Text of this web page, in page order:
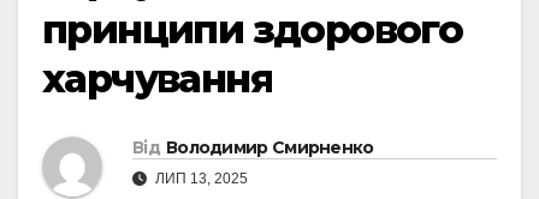
принципи здорового
харчування
Від Володимир Смирненко
ЛИП 13, 2025